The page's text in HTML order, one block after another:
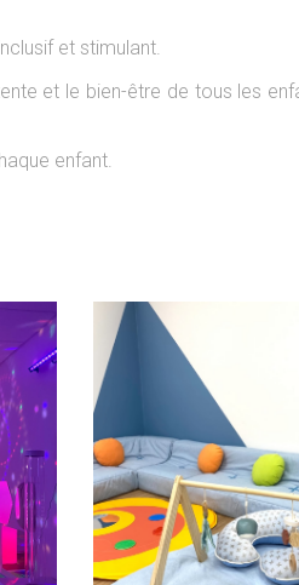
et stimulant.
et le bien-être de tous les
enfant.